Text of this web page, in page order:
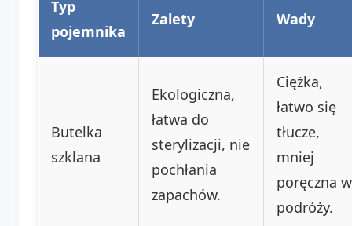
Typ
pojemnika
Zalety Wady
Butelka
szklana
Ekologiczna,
łatwa do
sterylizacji, nie
pochłania
zapachów.
Ciężka,
łatwo się
tłucze,
mniej
poręczna w
podróży.